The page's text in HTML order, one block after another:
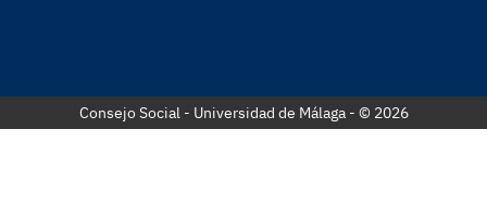
Consejo Social - Universidad de Málaga - © 2026